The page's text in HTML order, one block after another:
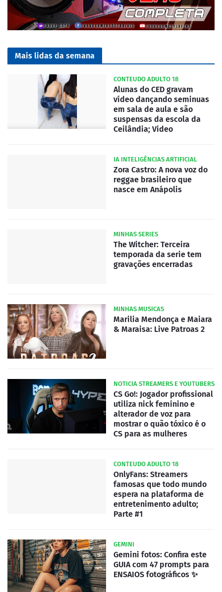
Mais lidas da semana
CONTEUDO ADULTO 18
Alunas do CED gravam
vídeo dançando seminuas
em sala de aula e são
suspensas da escola da
Ceilândia; Video
IA INTELIGÊNCIAS ARTIFICIAL
Zora Castro: A nova voz do
reggae brasileiro que
nasce em Anápolis
MINHAS SERIES
The Witcher: Terceira
temporada da serie tem
gravações encerradas
MINHAS MUSICAS
Marilia Mendonça e Maiara
& Maraisa: Live Patroas 2
NOTICIA STREAMERS E YOUTUBERS
CS Go!: Jogador profissional
utiliza nick feminino e
alterador de voz para
mostrar o quão tóxico é o
CS para as mulheres
CONTEUDO ADULTO 18
OnlyFans: Streamers
famosas que todo mundo
espera na plataforma de
entretenimento adulto;
Parte #1
GEMINI
Gemini fotos: Confira este
GUIA com 47 prompts para
ENSAIOS fotográficos ✨